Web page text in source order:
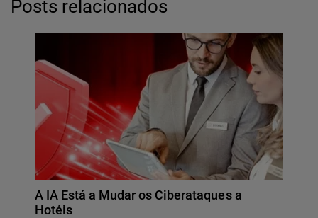
Posts relacionados
A IA Está a Mudar os Ciberataques a
Hotéis